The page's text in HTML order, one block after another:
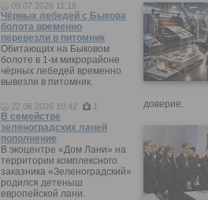
09.07.2026 11:18
Чёрных лебедей с Быкова
болота временно
перевезли в питомник
Обитающих на Быковом
болоте в 1-м микрорайоне
чёрных лебедей временно
вывезли в питомник.
22.06.2026 10:42 1
В семействе
зеленоградских ланей
пополнение
В экоцентре «Дом Лани» на
территории комплексного
заказника «Зеленоградский»
родился детеныш
европейской лани.
доверие.